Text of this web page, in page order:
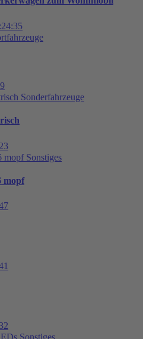
Sonderfahrzeuge
Sonstiges
mopf